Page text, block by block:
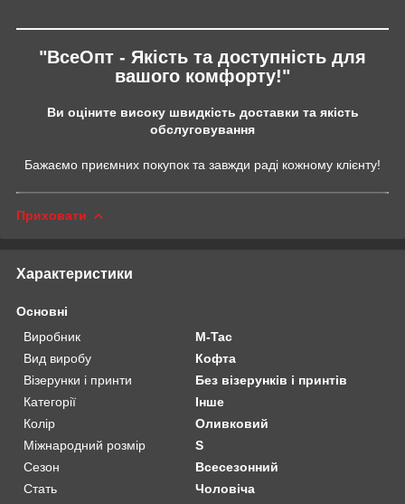
"ВсеОпт - Якість та доступність для
вашого комфорту!"
Ви оціните високу швидкість доставки та якість
обслуговування
Бажаємо приємних покупок та завжди раді кожному клієнту!
Приховати
Характеристики
Основні
Виробник
M-Tac
Вид виробу
Кофта
Візерунки і принти
Без візерунків і принтів
Категорії
Інше
Колір
Оливковий
Міжнародний розмір
S
Сезон
Всесезонний
Стать
Чоловіча